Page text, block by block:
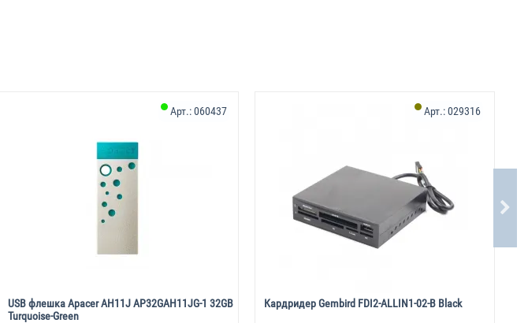
USB флешка Apacer AH11J AP32GAH11JG-1 32GB
Turquoise-Green
Арт.:060437
Кардридер Gembird FDI2-ALLIN1-02-B Black
Арт.:029316